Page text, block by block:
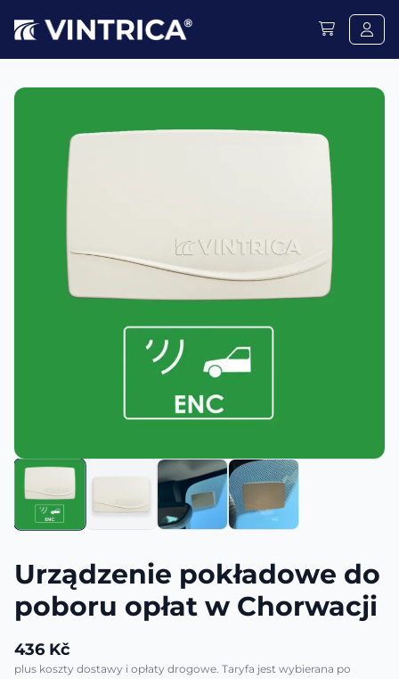
Urządzenie pokładowe do
poboru opłat w Chorwacji
436 Kč
plus koszty dostawy i opłaty drogowe. Taryfa jest wybierana po